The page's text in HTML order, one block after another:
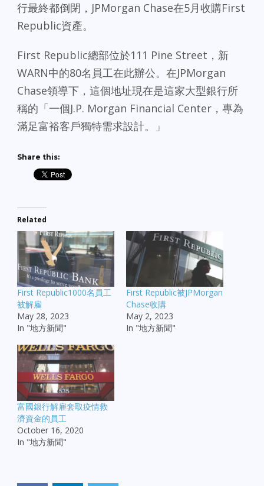
行最終都倒閉，JPMorgan Chase在5月收購First
Republic資產。
First Republic總部位於111 Pine Street，新
WARN中的80名員工在此辦公。在JPMorgan
Chase領導下，這個地址現在是這家大型銀行所
稱的「一個J.P. Morgan Financial Center，專為
滿足富裕客戶獨特需求設計。」
Share this:
Related
First Republic1000名員工
被解雇
May 28, 2023
In "地方新聞"
First Republic被JPMorgan
Chase收購
May 2, 2023
In "地方新聞"
富國銀行解雇套取疫情救
濟資金的員工
October 16, 2020
In "地方新聞"